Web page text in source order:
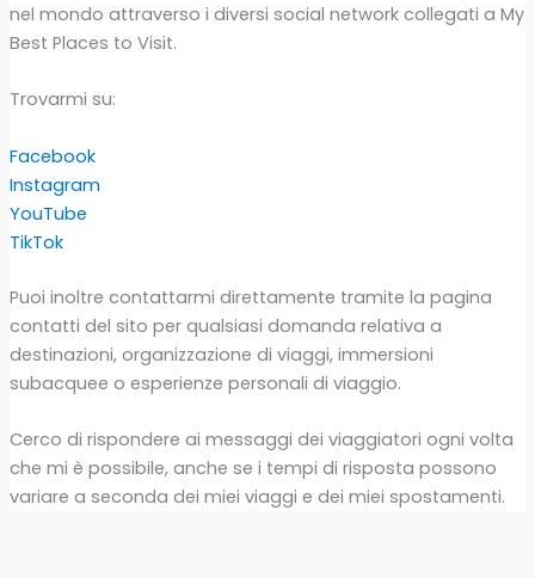
nel mondo attraverso i diversi social network collegati a My
Best Places to Visit.
Trovarmi su:
Facebook
Instagram
YouTube
TikTok
Puoi inoltre contattarmi direttamente tramite la pagina
contatti del sito per qualsiasi domanda relativa a
destinazioni, organizzazione di viaggi, immersioni
subacquee o esperienze personali di viaggio.
Cerco di rispondere ai messaggi dei viaggiatori ogni volta
che mi è possibile, anche se i tempi di risposta possono
variare a seconda dei miei viaggi e dei miei spostamenti.